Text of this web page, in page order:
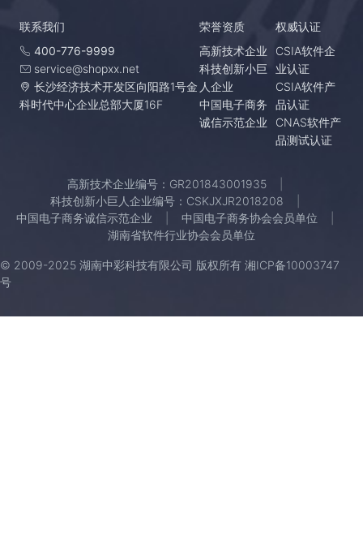
联系我们
400-776-9999
service@shopxx.net
长沙经济技术开发区向阳路1号金
科时代中心企业总部大厦16F
荣誉资质
高新技术企业
科技创新小巨
人企业
中国电子商务
诚信示范企业
权威认证
CSIA软件企
业认证
CSIA软件产
品认证
CNAS软件产
品测试认证
高新技术企业编号：GR201843001935
科技创新小巨人企业编号：CSKJXJR2018208
中国电子商务诚信示范企业
中国电子商务协会会员单位
湖南省软件行业协会会员单位
© 2009-2025 湖南中彩科技有限公司 版权所有 湘ICP备10003747
号